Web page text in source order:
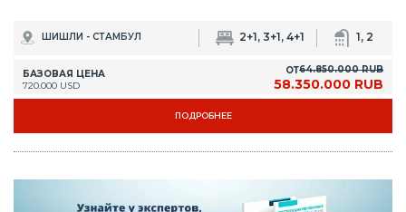
ШИШЛИ - СТАМБУЛ 2+1, 3+1, 4+1 1, 2
БАЗОВАЯ ЦЕНА
720.000 USD
ОТ64.850.000 RUB
58.350.000 RUB
ПОДРОБНЕЕ